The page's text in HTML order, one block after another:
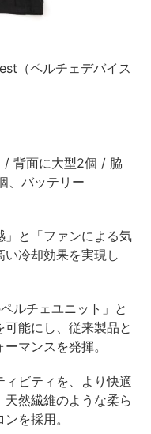
（ペルチェデバイス
/ 背面に大型2個 / 脇
、バッテリー
と「ファンによる気
冷却効果を実現し
ルチェユニット」と
可能にし、従来製品と
マンスを発揮。
ビティを、より快適
然繊維のような柔ら
を採用。